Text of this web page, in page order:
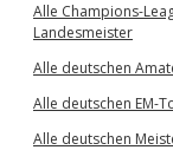
Alle Champions-
Landesmeister
Alle deutschen
Alle deutschen EM-
Alle deutschen